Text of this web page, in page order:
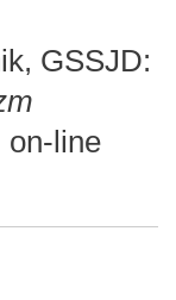
GSSJD:
on-line